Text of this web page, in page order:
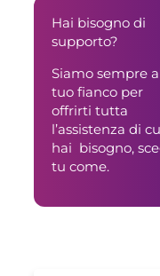
Hai bisogno di
supporto?
Siamo sempre
tuo fianco per
offrirti tutta
l’assistenza di
hai bisogno,
tu come.